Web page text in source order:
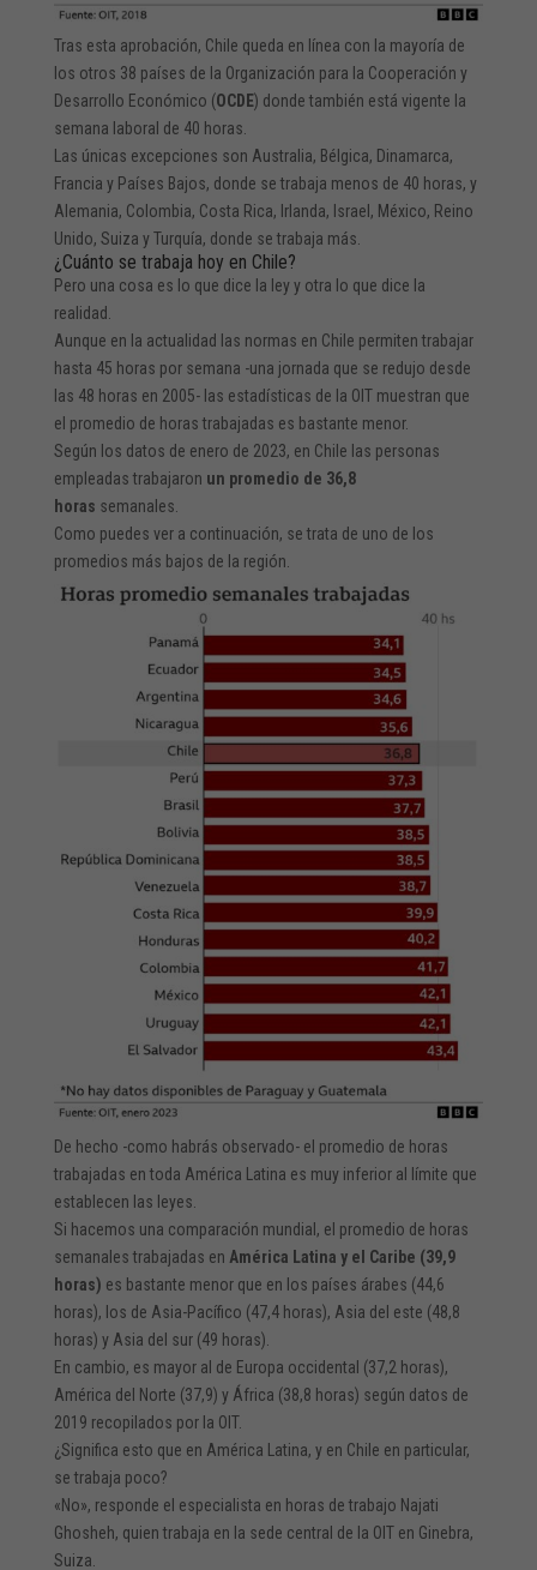
Tras esta aprobación, Chile queda en línea con la mayoría de
los otros 38 países de la Organización para la Cooperación y
Desarrollo Económico (OCDE) donde también está vigente la
semana laboral de 40 horas.
Las únicas excepciones son Australia, Bélgica, Dinamarca,
Francia y Países Bajos, donde se trabaja menos de 40 horas, y
Alemania, Colombia, Costa Rica, Irlanda, Israel, México, Reino
Unido, Suiza y Turquía, donde se trabaja más.
¿Cuánto se trabaja hoy en Chile?
Pero una cosa es lo que dice la ley y otra lo que dice la
realidad.
Aunque en la actualidad las normas en Chile permiten trabajar
hasta 45 horas por semana -una jornada que se redujo desde
las 48 horas en 2005- las estadísticas de la OIT muestran que
el promedio de horas trabajadas es bastante menor.
Según los datos de enero de 2023, en Chile las personas
empleadas trabajaron un promedio de 36,8
horas semanales.
Como puedes ver a continuación, se trata de uno de los
promedios más bajos de la región.
De hecho -como habrás observado- el promedio de horas
trabajadas en toda América Latina es muy inferior al límite que
establecen las leyes.
Si hacemos una comparación mundial, el promedio de horas
semanales trabajadas en América Latina y el Caribe (39,9
horas) es bastante menor que en los países árabes (44,6
horas), los de Asia-Pacífico (47,4 horas), Asia del este (48,8
horas) y Asia del sur (49 horas).
En cambio, es mayor al de Europa occidental (37,2 horas),
América del Norte (37,9) y África (38,8 horas) según datos de
2019 recopilados por la OIT.
¿Significa esto que en América Latina, y en Chile en particular,
se trabaja poco?
«No», responde el especialista en horas de trabajo Najati
Ghosheh, quien trabaja en la sede central de la OIT en Ginebra,
Suiza.